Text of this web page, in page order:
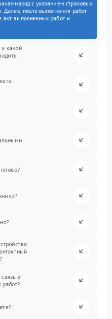
наряд с указанием страховых
Далее, после выполнения работ
акт выполненных работ и
какой
в